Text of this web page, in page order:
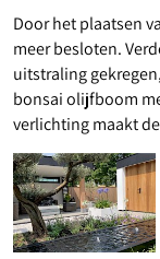
Door het plaatsen
meer besloten.
uitstraling
bonsai olijfboom
verlichting maakt